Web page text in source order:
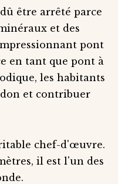
être arrêté parce
et des
pont
en tant que pont à
les habitants
et contribuer
chef-d'œuvre.
il est l'un des